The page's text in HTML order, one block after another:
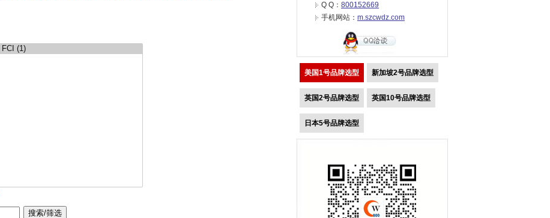
Q Q： 800152669
手机网站： m.szcwdz.com
美国1号品牌选型 新加坡2号品牌选型
英国2号品牌选型 英国10号品牌选型
日本5号品牌选型